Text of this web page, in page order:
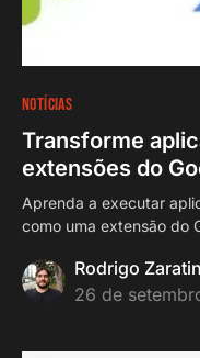
NOTÍCIAS
Transforme
extensões do
Aprenda a executar
como uma extensão do
Rodrigo Zaratin
26 de